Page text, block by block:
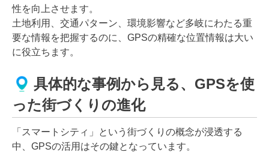
性を向上させます。
土地利用、交通パターン、環境影響など多岐にわたる重
要な情報を把握するのに、GPSの精確な位置情報は大い
に役立ちます。
具体的な事例から見る、GPSを使
った街づくりの進化
「スマートシティ」という街づくりの概念が浸透する
中、GPSの活用はその鍵となっています。